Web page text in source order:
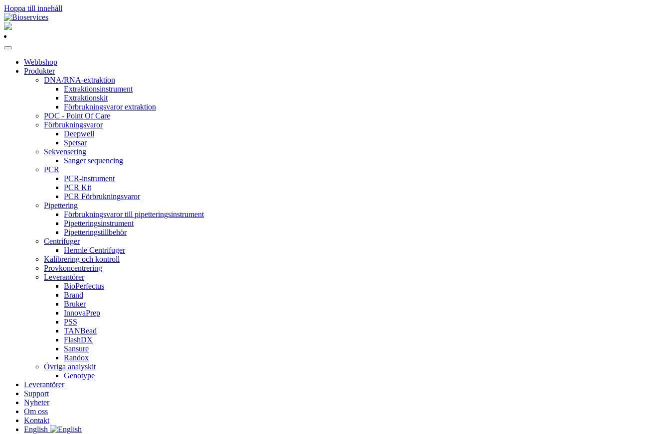
Hoppa till innehåll
Huvudnavigering
Webbshop
Produkter
DNA/RNA-extraktion
Extraktionsinstrument
Extraktionskit
Förbrukningsvaror extraktion
POC - Point Of Care
Förbrukningsvaror
Deepwell
Spetsar
Sekvensering
Sanger sequencing
PCR
PCR-instrument
PCR Kit
PCR Förbrukningsvaror
Pipettering
Förbrukningsvaror till pipetteringsinstrument
Pipetteringsinstrument
Pipetteringstillbehör
Centrifuger
Hermle Centrifuger
Kalibrering och kontroll
Provkoncentrering
Leverantörer
BioPerfectus
Brand
Bruker
InnovaPrep
PSS
TANBead
FlashDX
Sansure
Randox
Övriga analyskit
Genotype
Leverantörer
Support
Nyheter
Om oss
Kontakt
English